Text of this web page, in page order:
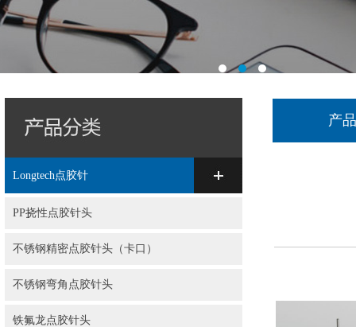
Longtech点胶针
PP挠性点胶针头
不锈钢精密点胶针头（卡口）
不锈钢弯角点胶针头
铁氟龙点胶针头
产